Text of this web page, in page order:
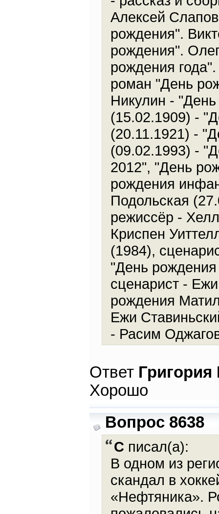
Алексей
рождения".
рождения".
рождения
роман "День
Никулин -
(15.02.1909) -
(20.11.1921) -
(09.02.1993) -
2012", "День
рождения
Подольская
режиссёр -
Криспен
(1984),
"День
сценарист -
рождения
Ежи
- Расим
Ответ
Хорошо
Вопрос 8638
С писал(а):
В одном из
скандал в
«Нефтяника».